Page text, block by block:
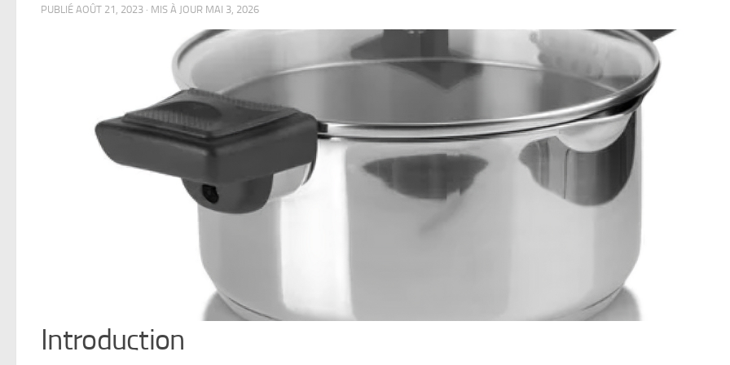
PUBLIÉ AOÛT 21, 2023 · MIS À JOUR MAI 3, 2026
Introduction